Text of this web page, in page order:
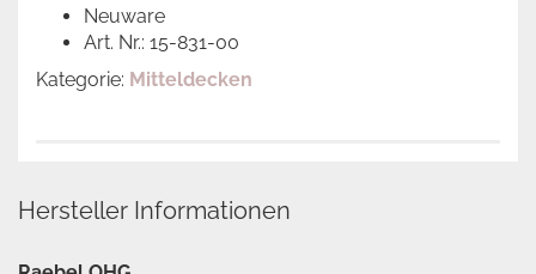
Neuware
Art. Nr.: 15-831-00
Kategorie: Mitteldecken
Hersteller Informationen